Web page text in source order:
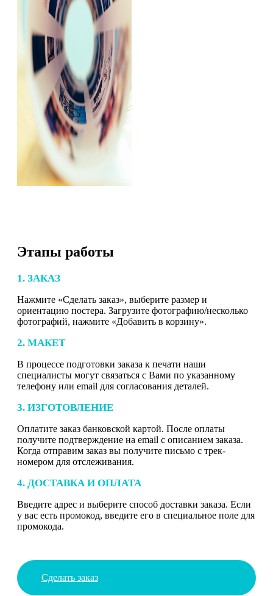
Этапы работы
1. ЗАКАЗ
Нажмите «Сделать заказ», выберите размер и
ориентацию постера. Загрузите фотографию/несколько
фотографий, нажмите «Добавить в корзину».
2. МАКЕТ
В процессе подготовки заказа к печати наши
специалисты могут связаться с Вами по указанному
телефону или email для согласования деталей.
3. ИЗГОТОВЛЕНИЕ
Оплатите заказ банковской картой. После оплаты
получите подтверждение на email с описанием заказа.
Когда отправим заказ вы получите письмо с трек-
номером для отслеживания.
4. ДОСТАВКА И ОПЛАТА
Введите адрес и выберите способ доставки заказа. Если
у вас есть промокод, введите его в специальное поле для
промокода.
Сделать заказ